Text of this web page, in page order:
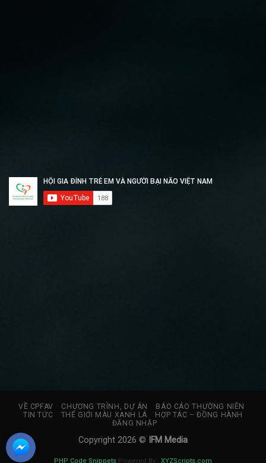
VỀ CPFAV CHƯƠNG TRÌNH, DỰ ÁN
BÁO CÁO THƯỜNG NIÊN
TIN TỨC
THẾ GIỚI MÀU XANH LÁ
HỢP TÁC – ĐỒNG HÀNH
ĐĂNG NHẬP
Copyright 2026 © IFM Media
PHP Code Snippets Powered By : XYZScripts.com